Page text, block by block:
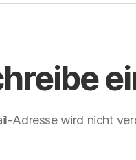
Adresse wird nicht